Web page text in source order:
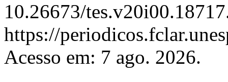
10.26673/
https://
Acesso em: 7 ago. 2026.